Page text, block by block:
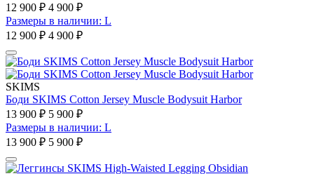
12 900 ₽ 4 900 ₽
Размеры в наличии: L
12 900 ₽ 4 900 ₽
SKIMS
Боди SKIMS Cotton Jersey Muscle Bodysuit Harbor
13 900 ₽ 5 900 ₽
Размеры в наличии: L
13 900 ₽ 5 900 ₽